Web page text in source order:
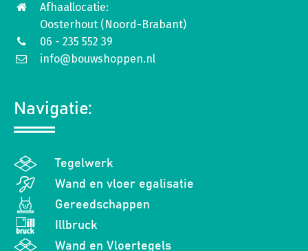
Afhaallocatie:
Oosterhout (Noord-Brabant)
06 - 235 552 39
info@bouwshoppen.nl
Navigatie:
Tegelwerk
Wand en vloer egalisatie
Gereedschappen
Illbruck
Wand en Vloertegels